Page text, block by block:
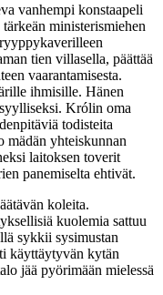
vanhempi konstaapeli
ministerismiehen
tien villasella, päättää
vaarantamisesta.
ihmisille. Hänen
Królin oma
todisteita
mädän yhteiskunnan
laitoksen toverit
panemiselta ehtivät.
koleita.
kuolemia sattuu
sykkii sysimustan
käyttäytyvän kytän
jää pyörimään mielessä